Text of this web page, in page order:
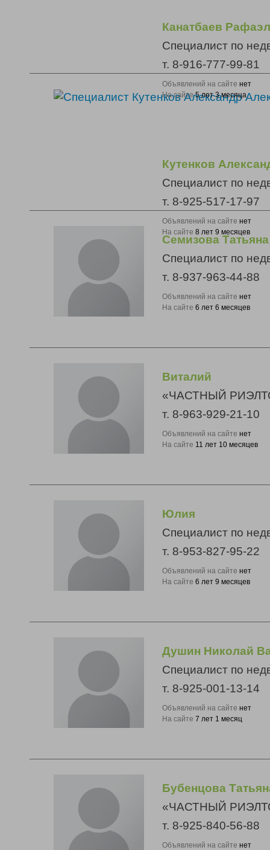
Канатбаев
Специалист по
т. 8-916-777-99-81
Объявлений на сайте нет
На сайте5 лет 3 месяца
Кутенков
Специалист по
т. 8-925-517-17-97
Объявлений на сайте нет
На сайте 8 лет 9 месяцев
Семизова
Специалист по
т. 8-937-963-44-88
Объявлений на сайте нет
На сайте 6 лет 6 месяцев
Виталий
«ЧАСТНЫЙ
т. 8-963-929-21-10
Объявлений на сайте нет
На сайте 11 лет 10 месяцев
Юлия
Специалист по
т. 8-953-827-95-22
Объявлений на сайте нет
На сайте 6 лет 9 месяцев
Душин Николай
Специалист по
т. 8-925-001-13-14
Объявлений на сайте нет
На сайте 7 лет 1 месяц
Бубенцова
«ЧАСТНЫЙ
т. 8-925-840-56-88
Объявлений на сайте нет